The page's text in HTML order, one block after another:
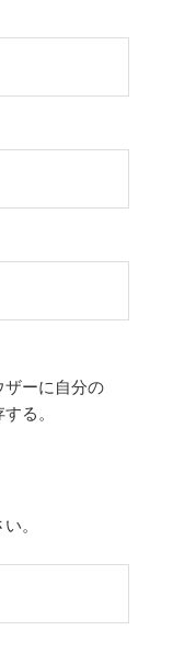
ザーに自分の
る。
。